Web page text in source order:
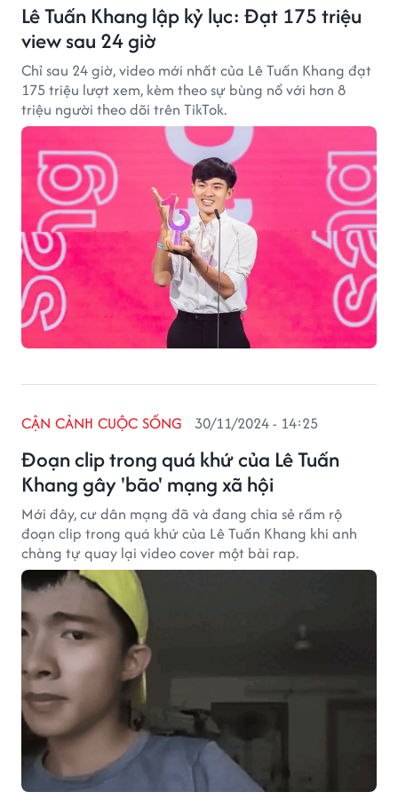
Lê Tuấn Khang lập kỷ lục: Đạt 175 triệu
view sau 24 giờ
Chỉ sau 24 giờ, video mới nhất của Lê Tuấn Khang đạt
175 triệu lượt xem, kèm theo sự bùng nổ với hơn 8
triệu người theo dõi trên TikTok.
Đoạn clip trong quá khứ của Lê Tuấn
Khang gây 'bão' mạng xã hội
CẬN CẢNH CUỘC SỐNG 30/11/2024 - 14:25
Mới đây, cư dân mạng đã và đang chia sẻ rầm rộ
đoạn clip trong quá khứ của Lê Tuấn Khang khi anh
chàng tự quay lại video cover một bài rap.